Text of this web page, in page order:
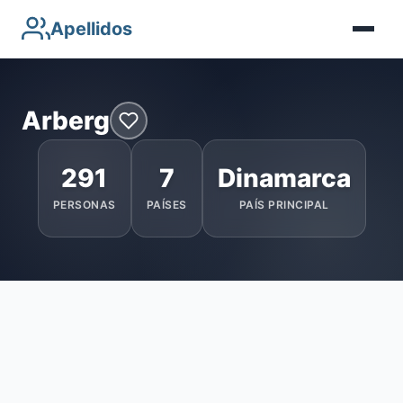
Apellidos
Arberg
291
PERSONAS
7
PAÍSES
Dinamarca
PAÍS PRINCIPAL